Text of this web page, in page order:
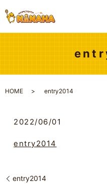
HOME entry2014
2022/06/01
entry2014
entry2014